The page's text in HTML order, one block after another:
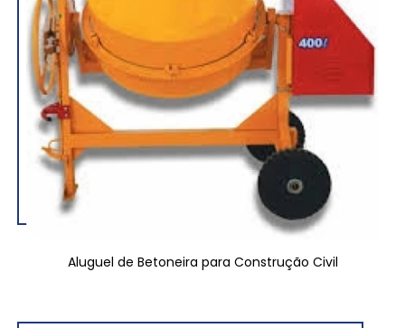
Aluguel de Betoneira para Construção Civil